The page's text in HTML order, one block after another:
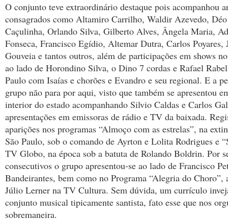
O conjunto teve extraordinário destaque pois acompanhou
consagrados como Altamiro Carrilho, Waldir Azevedo,
Caçulinha, Orlando Silva, Gilberto Alves, Ângela Maria,
Fonseca, Francisco Egídio, Altemar Dutra, Carlos Poyares,
Gouveia e tantos outros, além de participações em shows
ao lado de Horondino Silva, o Dino 7 cordas e Rafael
Paulo com Isaías e chorões e Evandro e seu regional. E a
grupo não para por aqui, visto que também se apresentou
interior do estado acompanhando Silvio Caldas e Carlos
apresentações em emissoras de rádio e TV da baixada.
aparições nos programas “Almoço com as estrelas”, na
São Paulo, sob o comando de Ayrton e Lolita Rodrigues e
TV Globo, na época sob a batuta de Rolando Boldrin. Por
consecutivos o grupo apresentou-se ao lado de Francisco
Bandeirantes, bem como no Programa “Alegria do Choro”,
Júlio Lerner na TV Cultura. Sem dúvida, um currículo
conjunto musical tipicamente santista, fato esse que nos
sobremaneira.